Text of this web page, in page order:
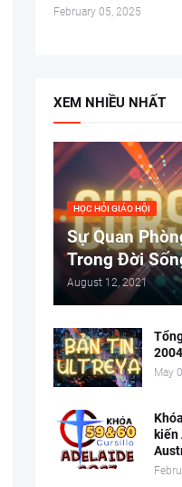
February 05, 2025
XEM NHIỀU NHẤT
HỌC HỎI GIÁO HỘI
Sự Quan
Trong Đời
August 12, 2021
May
kiến